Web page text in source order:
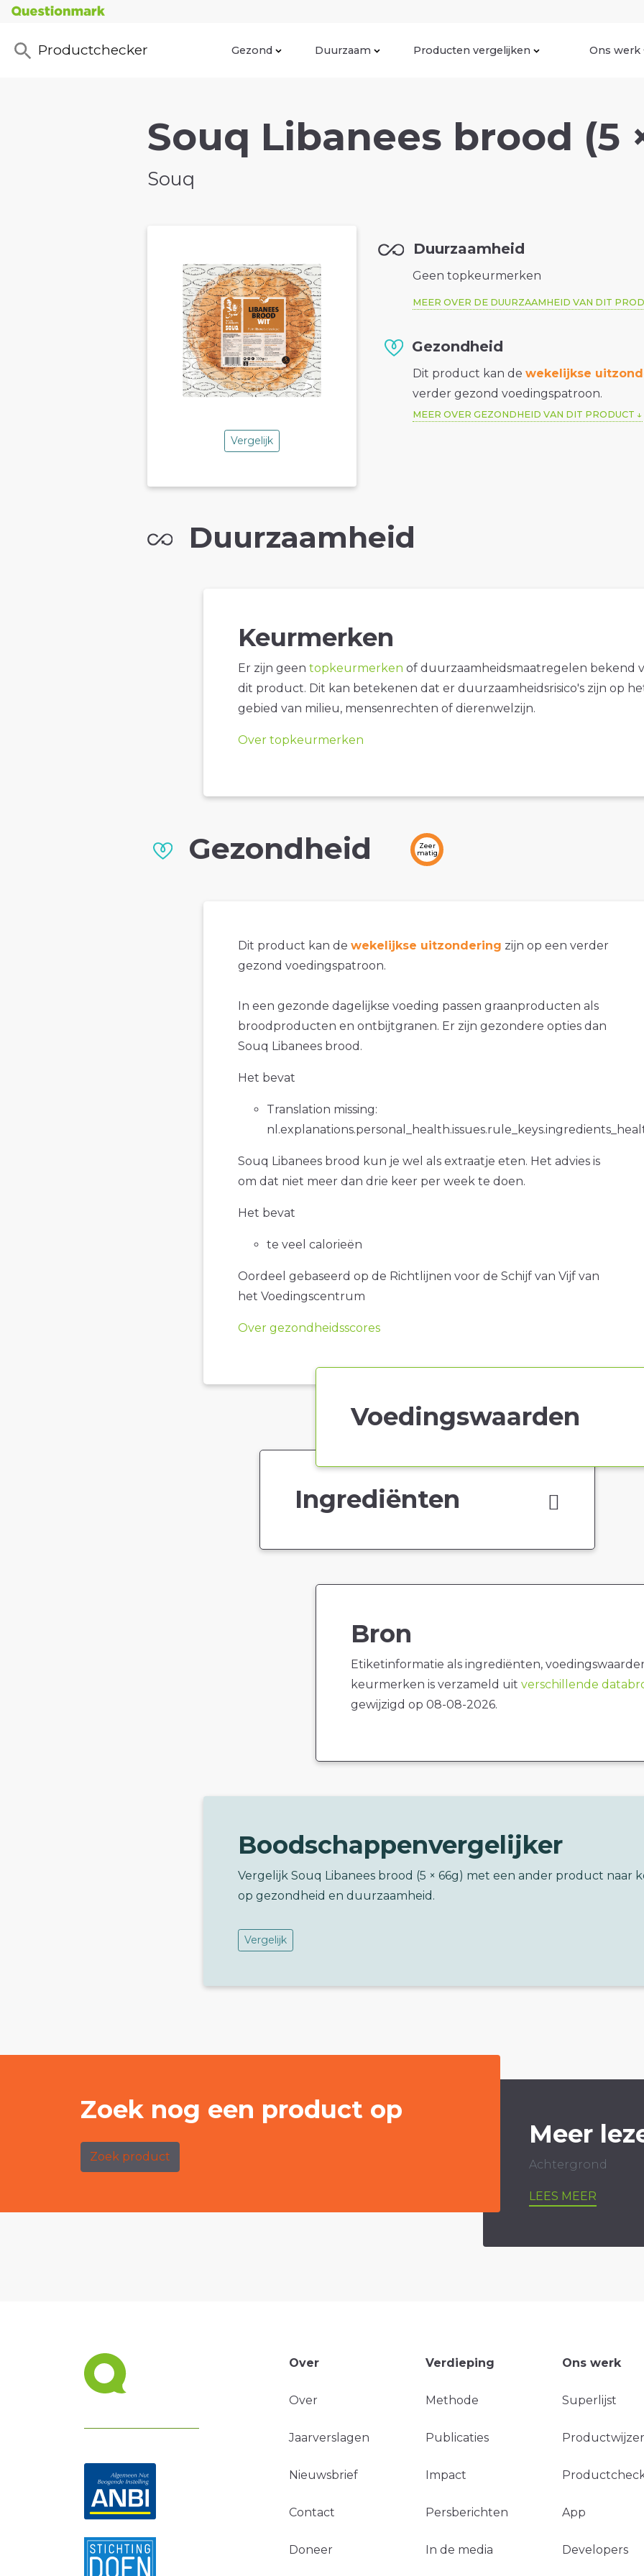
Productchecker Gezond Duurzaam Producten vergelijken Ons werk
Souq Libanees brood (5
Souq
Vergelijk
Duurzaamheid
Geen topkeurmerken
MEER OVER DE DUURZAAMHEID VAN DIT
Gezondheid
Dit product kan dewekelijkse
verder gezond voedingspatroon.
MEER OVER GEZONDHEID VAN DIT PRODUCT
Duurzaamheid
Keurmerken
Er zijn geen topkeurmerken of duurzaamheidsmaatregelen bekend
dit product. Dit kan betekenen dat er duurzaamheidsrisico's zijn op
gebied van milieu, mensenrechten of dierenwelzijn.
Over topkeurmerken
Gezondheid
Zeer
matig
Dit product kan de wekelijkse uitzondering zijn op een verder
gezond voedingspatroon.
In een gezonde dagelijkse voeding passen graanproducten als
broodproducten en ontbijtgranen. Er zijn gezondere opties dan
Souq Libanees brood.
Het bevat
Translation missing:
Souq Libanees brood kun je wel als extraatje eten. Het advies is
om dat niet meer dan drie keer per week te doen.
Het bevat
te veel calorieën
Oordeel gebaseerd op de Richtlijnen voor de Schijf van Vijf van
het Voedingscentrum
Over gezondheidsscores
Voedingswaarden
Ingrediënten
Bron
Etiketinformatie als ingrediënten,
keurmerken is verzameld uit verschillende
gewijzigd op 08-08-2026.
Boodschappenvergelijker
Vergelijk Souq Libanees brood (5 × 66g) met een ander product naar
op gezondheid en duurzaamheid.
Vergelijk
Zoek nog een product op
Zoek product
Meer
Achtergrond
LEES MEER
Over
Over
Jaarverslagen
Nieuwsbrief
Contact
Doneer
Verdieping
Methode
Publicaties
Impact
Persberichten
In de media
Ons werk
Superlijst
App
Developers